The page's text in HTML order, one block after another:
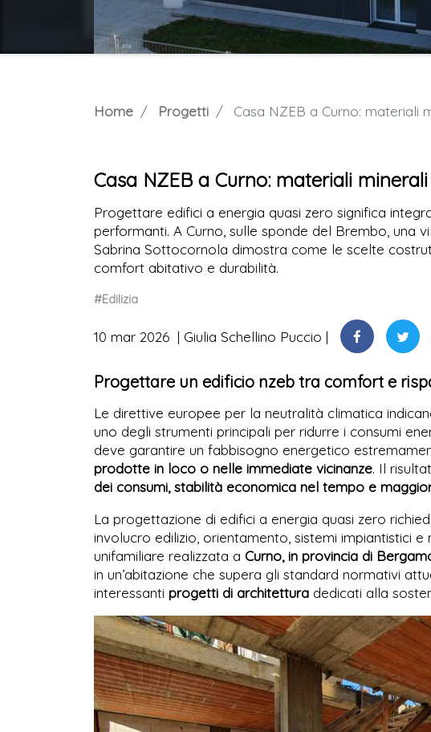
Home Progetti Casa NZEB a Curno: materiali
Casa NZEB a Curno: materiali
Progettare edifici a energia quasi zero significa
performanti. A Curno, sulle sponde del Brembo, una
Sabrina Sottocornola dimostra come le scelte
comfort abitativo e durabilità.
#Edilizia
10 mar 2026 Giulia Schellino Puccio
Progettare un edificio nzeb tra comfort e
Le direttive europee per la neutralità climatica
uno degli strumenti principali per ridurre i consumi
deve garantire un fabbisogno energetico
prodotte in loco o nelle immediate vicinanze. Il
dei consumi, stabilità economica nel tempo e
La progettazione di edifici a energia quasi zero
involucro edilizio, orientamento, sistemi impiantistici
unifamiliare realizzata a Curno, in provincia di
in un’abitazione che supera gli standard normativi
interessanti progetti di architettura dedicati alla